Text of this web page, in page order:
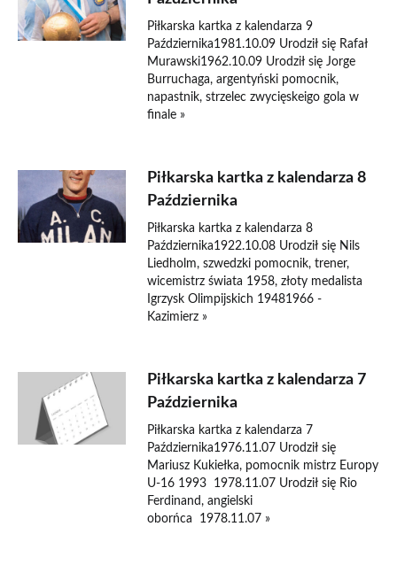
Piłkarska kartka z kalendarza 9
Października1981.10.09 Urodził się Rafał
Murawski1962.10.09 Urodził się Jorge
Burruchaga, argentyński pomocnik,
napastnik, strzelec zwycięskeigo gola w
finale »
Piłkarska kartka z kalendarza 8
Października
Piłkarska kartka z kalendarza 8
Października1922.10.08 Urodził się Nils
Liedholm, szwedzki pomocnik, trener,
wicemistrz świata 1958, złoty medalista
Igrzysk Olimpijskich 19481966 -
Kazimierz »
Piłkarska kartka z kalendarza 7
Października
Piłkarska kartka z kalendarza 7
Października1976.11.07 Urodził się
Mariusz Kukiełka, pomocnik mistrz Europy
U-16 1993 1978.11.07 Urodził się Rio
Ferdinand, angielski
oborńca 1978.11.07 »